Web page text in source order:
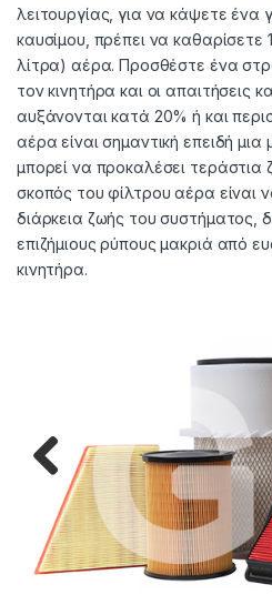
λειτουργίας, για να κάψετε ένα
καυσίμου, πρέπει να καθαρίσετε
λίτρα) αέρα. Προσθέστε ένα
τον κινητήρα και οι απαιτήσεις
αυξάνονται κατά 20% ή και
αέρα είναι σημαντική επειδή
μπορεί να προκαλέσει τεράστια
σκοπός του φίλτρου αέρα είναι
διάρκεια ζωής του συστήματος,
επιζήμιους ρύπους μακριά από
κινητήρα.
Previ
ous